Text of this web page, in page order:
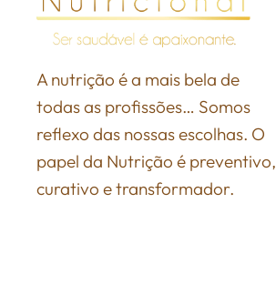
A nutrição é a mais bela de
todas as profissões… Somos
reflexo das nossas escolhas. O
papel da Nutrição é preventivo,
curativo e transformador.